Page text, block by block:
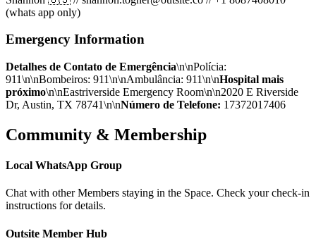
(whats app only)
Emergency Information
Detalhes de Contato de Emergência\n\nPolícia:
911\n\nBombeiros: 911\n\nAmbulância: 911\n\nHospital mais
próximo\n\nEastriverside Emergency Room\n\n2020 E Riverside
Dr, Austin, TX 78741\n\nNúmero de Telefone: 17372017406
Community & Membership
Local WhatsApp Group
Chat with other Members staying in the Space. Check your check-in
instructions for details.
Outsite Member Hub